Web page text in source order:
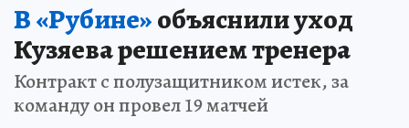
В «Рубине»объяснили уход
Кузяева решением тренера
Контракт с полузащитником истек, за
команду он провел 19 матчей